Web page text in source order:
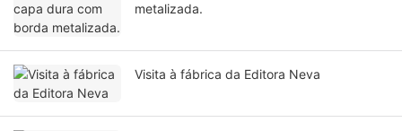
metalizada.
Visita à fábrica da Editora Neva